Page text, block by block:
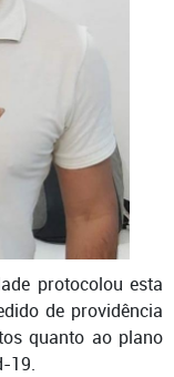
protocolou esta
de providência
quanto ao plano
19.